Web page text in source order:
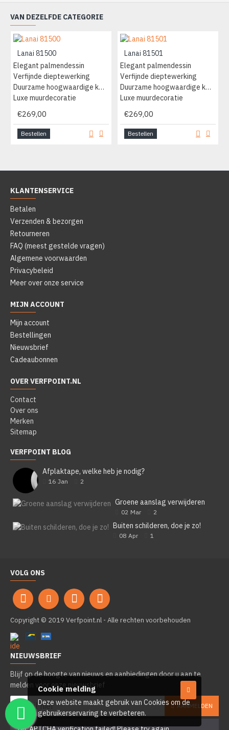
VAN DEZELFDE CATEGORIE
Lanai 81500
Elegant palmendessin
Verfijnde dieptewerking
Duurzame hoogwaardige kwaliteit
Luxe muurdecoratie
€269,00
Bestellen
Lanai 81501
Elegant palmendessin
Verfijnde dieptewerking
Duurzame hoogwaardige kwaliteit
Luxe muurdecoratie
€269,00
Bestellen
KLANTENSERVICE
Betalen
Verzenden & bezorgen
Retourneren
FAQ (meest gestelde vragen)
Algemene voorwaarden
Privacybeleid
Meer over onze service
MIJN ACCOUNT
Mijn account
Bestellingen
Nieuwsbrief
Cadeaubonnen
OVER VERFPOINT.NL
Contact
Over ons
Merken
Sitemap
VERFPOINT BLOG
Afplaktape, welke heb je nodig?
16 Jan 2
Groene aanslag verwijderen
02 Mar 2
Buiten schilderen, doe je zo!
08 Apr 1
VOLG ONS
Copyright © 2019 Verfpoint.nl - Alle rechten voorbehouden
NIEUWSBRIEF
Blijf op de hoogte van nieuws en aanbiedingen door u aan te
melden voor onze nieuwsbrief
AANMELDEN
Cookie melding
Deze website maakt gebruik van Cookies om de
gebruikerservaring te verbeteren.